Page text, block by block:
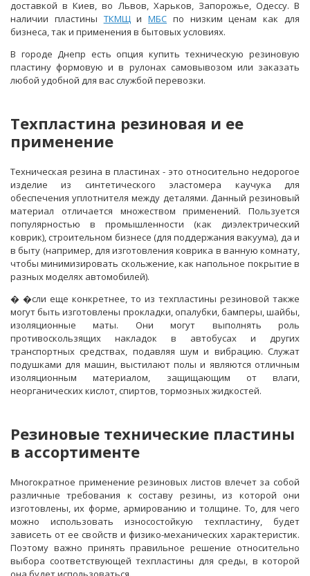
доставкой в Киев, во Львов, Харьков, Запорожье, Одессу. В
наличии пластины ТКМЩиМБС по низким ценам как для
бизнеса, так и применения в бытовых условиях.
В городе Днепр есть опция купить техническую резиновую
пластину формовую и в рулонах самовывозом или заказать
любой удобной для вас службой перевозки.
Техпластина резиновая и ее
применение
Техническая резина в пластинах - это относительно недорогое
изделие из синтетического эластомера каучука для
обеспечения уплотнителя между деталями. Данный резиновый
материал отличается множеством применений. Пользуется
популярностью в промышленности (как диэлектрический
коврик), строительном бизнесе (для поддержания вакуума), да и
в быту (например, для изготовления коврика в ванную комнату,
чтобы минимизировать скольжение, как напольное покрытие в
разных моделях автомобилей).
� �сли еще конкретнее, то из техпластины резиновой также
могут быть изготовлены прокладки, опалубки, бамперы, шайбы,
изоляционные маты. Они могут выполнять роль
противоскользящих накладок в автобусах и других
транспортных средствах, подавляя шум и вибрацию. Служат
подушками для машин, выстилают полы и являются отличным
изоляционным материалом, защищающим от влаги,
неорганических кислот, спиртов, тормозных жидкостей.
Резиновые технические пластины
в ассортименте
Многократное применение резиновых листов влечет за собой
различные требования к составу резины, из которой они
изготовлены, их форме, армированию и толщине. То, для чего
можно использовать износостойкую техпластину, будет
зависеть от ее свойств и физико-механических характеристик.
Поэтому важно принять правильное решение относительно
выбора соответствующей техпластины для среды, в которой